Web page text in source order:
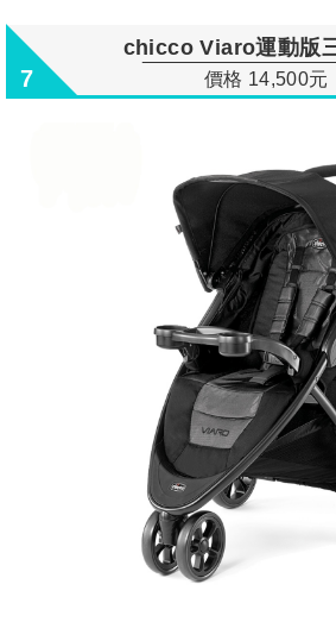
7
chicco Viaro運動版
價格 14,500元